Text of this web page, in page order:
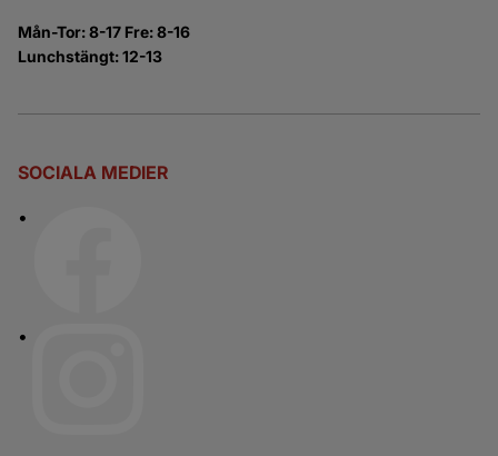
Mån-Tor: 8-17 Fre: 8-16
Lunchstängt: 12-13
SOCIALA MEDIER